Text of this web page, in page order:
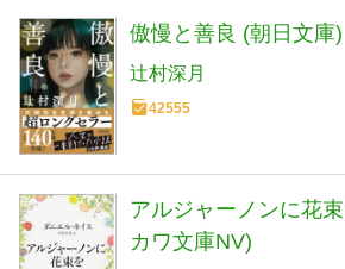
傲慢と善良 (朝日文庫)
辻村深月
42555
アルジャーノンに花
カワ文庫NV)